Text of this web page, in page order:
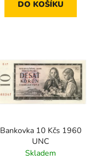
DO KOŠÍKU
Bankovka 10 Kčs 1960
UNC
Skladem